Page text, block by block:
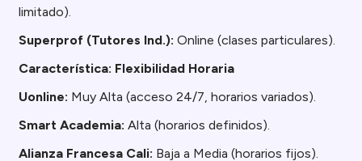
limitado).
Superprof (Tutores Ind.): Online (clases particulares).
Característica: Flexibilidad Horaria
Uonline: Muy Alta (acceso 24/7, horarios variados).
Smart Academia: Alta (horarios definidos).
Alianza Francesa Cali: Baja a Media (horarios fijos).